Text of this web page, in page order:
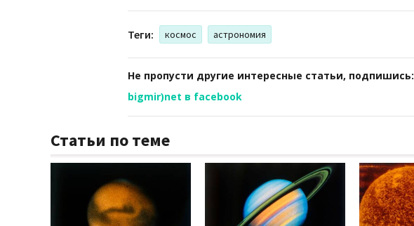
Теги: космос астрономия
Не пропусти другие интересные статьи, подпишись:
bigmir)net в facebook
Статьи по теме